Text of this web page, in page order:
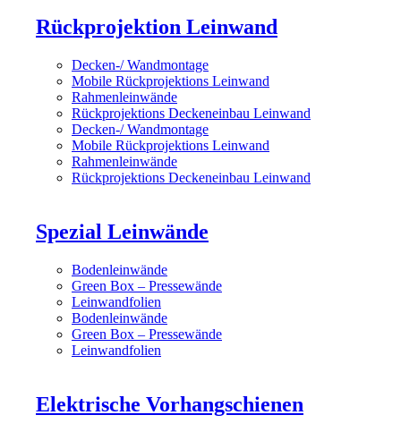
Rückprojektion Leinwand
Decken-/ Wandmontage
Mobile Rückprojektions Leinwand
Rahmenleinwände
Rückprojektions Deckeneinbau Leinwand
Decken-/ Wandmontage
Mobile Rückprojektions Leinwand
Rahmenleinwände
Rückprojektions Deckeneinbau Leinwand
Spezial Leinwände
Bodenleinwände
Green Box – Pressewände
Leinwandfolien
Bodenleinwände
Green Box – Pressewände
Leinwandfolien
Elektrische Vorhangschienen